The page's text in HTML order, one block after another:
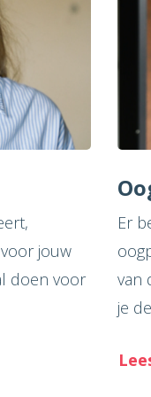
jouw
doen voor
Er
van
je